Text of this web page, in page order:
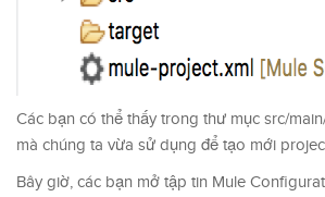
Các bạn có thể thấy trong thư mục src/
mà chúng ta vừa sử dụng để tạo mới
Bây giờ, các bạn mở tập tin Mule